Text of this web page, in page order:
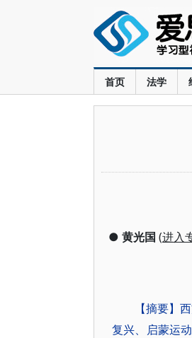
首页 法学
● 黄光国 (进入
【摘要】
复兴、启蒙运